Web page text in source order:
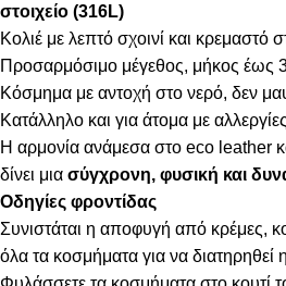
στοιχείο (316L)
Κολιέ με λεπτό σχοινί και κρεμαστό
Προσαρμόσιμο μέγεθος, μήκος έως
Κόσμημα με αντοχή στο νερό, δεν
Κατάλληλο και για άτομα με αλλεργίες
Η αρμονία ανάμεσα στο eco leather
δίνει μια σύγχρονη, φυσική και
Οδηγίες φροντίδας
Συνιστάται η αποφυγή από κρέμες,
όλα τα κοσμήματα για να διατηρηθεί